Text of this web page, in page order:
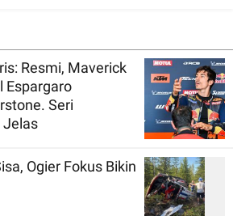
Resmi, Maverick
Espargaro
Seri
Jelas
Ogier Fokus Bikin